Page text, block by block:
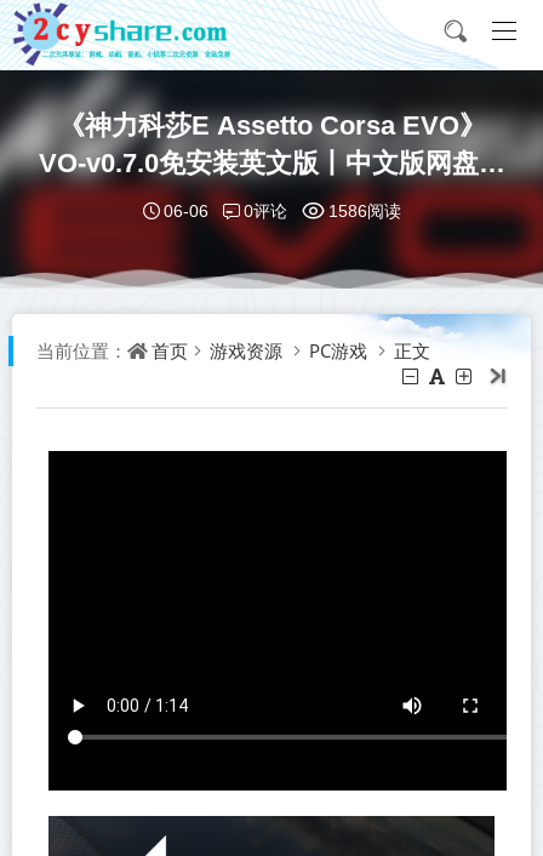
《神力科莎E Assetto Corsa EVO》
VO-v0.7.0免安装英文版丨中文版网盘下
载
06-06 0评论 1586阅读
当前位置： 首页 游戏资源 PC游戏 正文